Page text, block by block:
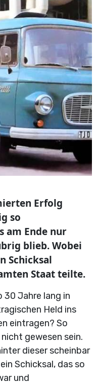
Erfolg
so
am Ende nur
blieb. Wobei
Schicksal
Staat teilte.
30 Jahre lang in
Held ins
eintragen? So
gewesen sein.
dieser scheinbar
Schicksal, das so
und